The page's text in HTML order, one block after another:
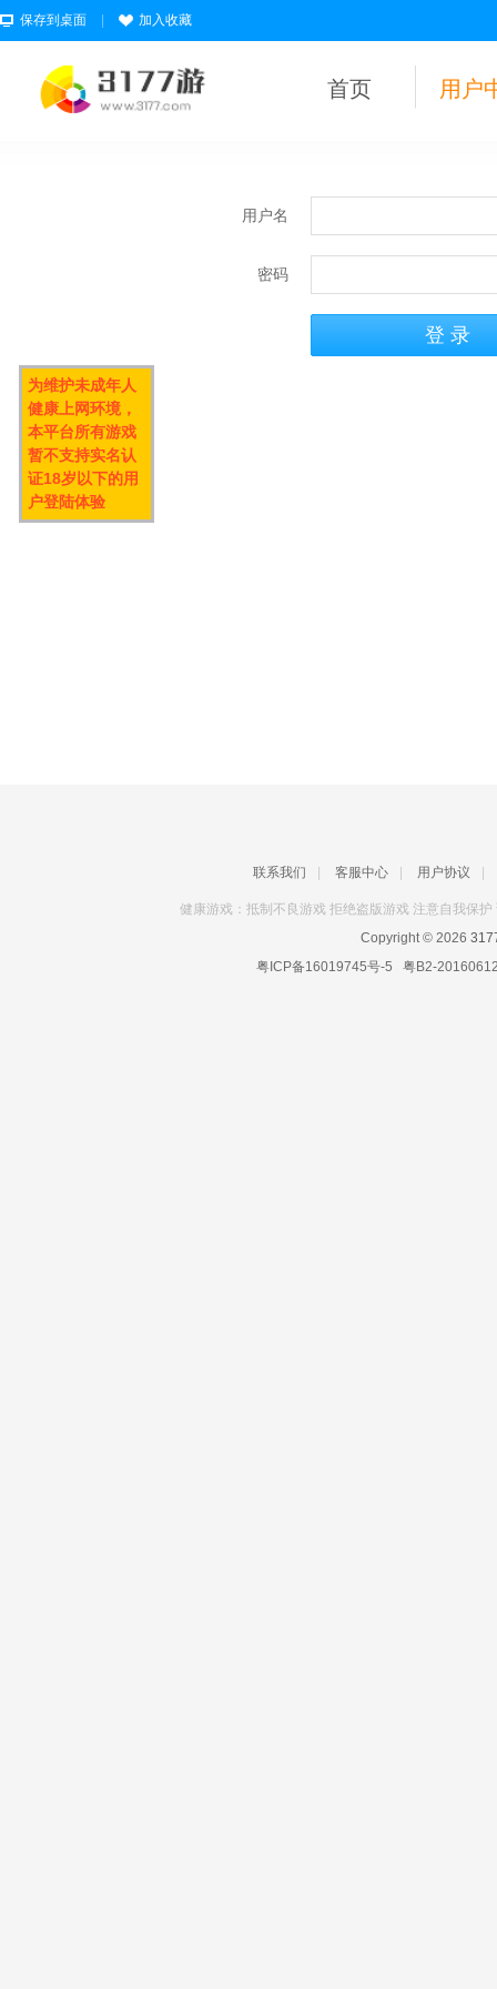
保存到桌面 加入收藏
首页 用户
用户名
密码
联系我们 客服中心 用户协议
健康游戏：抵制不良游戏 拒绝盗版游戏 注意自我保
Copyright © 2026
粤ICP备16019745号-5 粤B2-
为维护未成年人
健康上网环境，
本平台所有游戏
暂不支持实名认
证18岁以下的用
户登陆体验